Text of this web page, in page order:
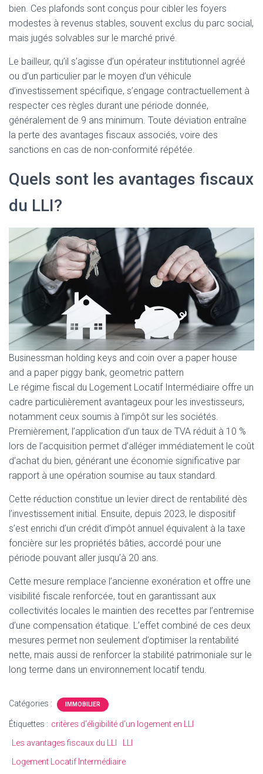
bien. Ces plafonds sont conçus pour cibler les foyers
modestes à revenus stables, souvent exclus du parc social,
mais jugés solvables sur le marché privé.
Le bailleur, qu’il s’agisse d’un opérateur institutionnel agréé
ou d’un particulier par le moyen d’un véhicule
d’investissement spécifique, s’engage contractuellement à
respecter ces règles durant une période donnée,
généralement de 9 ans minimum. Toute déviation entraîne
la perte des avantages fiscaux associés, voire des
sanctions en cas de non-conformité répétée.
Quels sont les avantages fiscaux
du LLI?
Businessman holding keys and coin over a paper house
and a paper piggy bank, geometric pattern
Le régime fiscal du Logement Locatif Intermédiaire offre un
cadre particulièrement avantageux pour les investisseurs,
notamment ceux soumis à l’impôt sur les sociétés.
Premièrement, l’application d’un taux de TVA réduit à 10 %
lors de l’acquisition permet d’alléger immédiatement le coût
d’achat du bien, générant une économie significative par
rapport à une opération soumise au taux standard.
Cette réduction constitue un levier direct de rentabilité dès
l’investissement initial. Ensuite, depuis 2023, le dispositif
s’est enrichi d’un crédit d’impôt annuel équivalent à la taxe
foncière sur les propriétés bâties, accordé pour une
période pouvant aller jusqu’à 20 ans.
Cette mesure remplace l’ancienne exonération et offre une
visibilité fiscale renforcée, tout en garantissant aux
collectivités locales le maintien des recettes par l’entremise
d’une compensation étatique. L’effet combiné de ces deux
mesures permet non seulement d’optimiser la rentabilité
nette, mais aussi de renforcer la stabilité patrimoniale sur le
long terme dans un environnement locatif tendu.
Catégories : IMMOBILIER
Étiquettes : critères d’éligibilité d’un logement en LLI
Les avantages fiscaux du LLI
Logement Locatif Intermédiaire